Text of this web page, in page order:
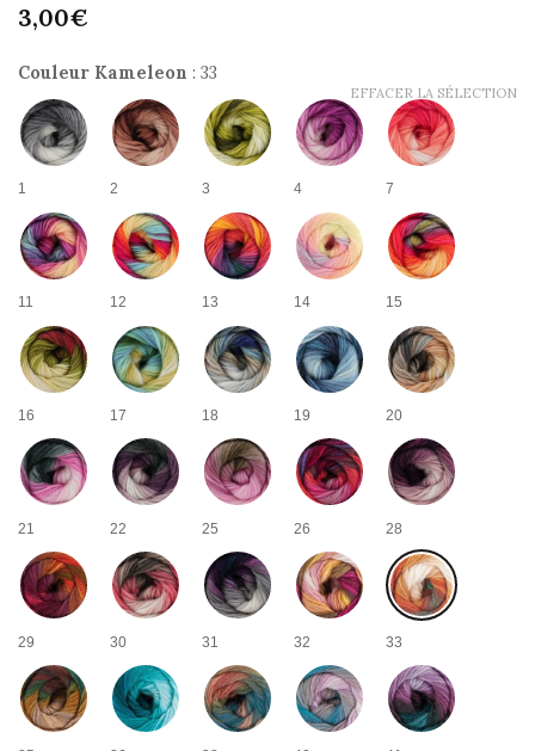
9.8/10(104 avis)
3,00€
Couleur Kameleon : 33
1 2 3 4 7
11 12 13 14 15
16 17 18 19 20
21 22 25 26 28
29 30 31 32 33
EFFACER LA SÉLECTION